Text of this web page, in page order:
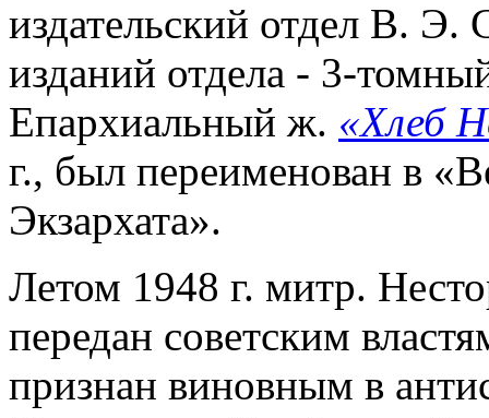
издательский отдел В. Э.
изданий отдела - 3-
Епархиальный ж. «Хлеб
г., был переименован в
Экзархата».
Летом 1948 г. митр.
передан советским
признан виновным в